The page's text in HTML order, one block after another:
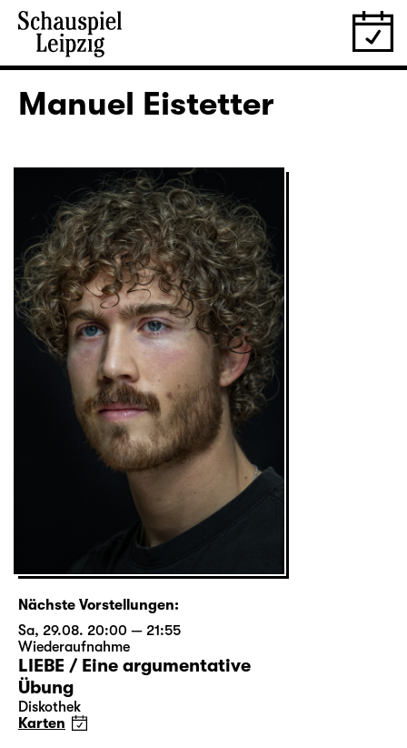
Manuel Eistetter
Nächste Vorstellungen:
Sa, 29.08. 20:00 — 21:55
Wiederaufnahme
LIEBE / Eine argumentative
Übung
Diskothek
Karten